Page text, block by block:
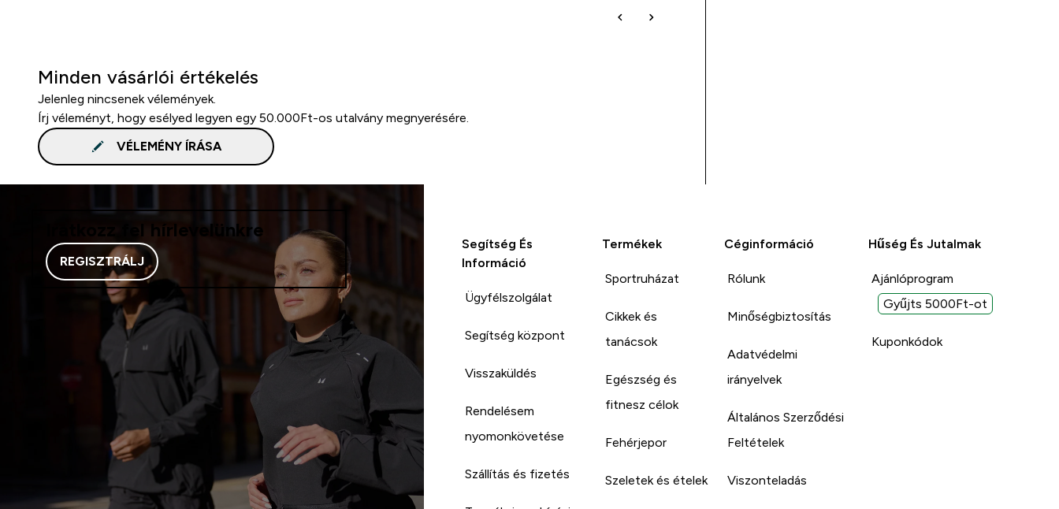
Minden vásárlói értékelés
Jelenleg nincsenek vélemények.
Írj véleményt, hogy esélyed legyen egy 50.000Ft-os utalvány megnyerésére.
VÉLEMÉNY ÍRÁSA
Iratkozz fel hírlevelünkre
REGISZTRÁLJ
Segítség És
Információ
Ügyfélszolgálat
Segítség központ
Visszaküldés
Rendelésem
nyomonkövetése
Szállítás és fizetés
Termékek
Sportruházat
Cikkek és
tanácsok
Egészség és
fitnesz célok
Fehérjepor
Szeletek és ételek
Céginformáció
Rólunk
Minőségbiztosítás
Adatvédelmi
irányelvek
Általános Szerződési
Feltételek
Viszonteladás
Hűség És Jutalmak
Ajánlóprogram
Gyűjts 5000Ft-ot
Kuponkódok